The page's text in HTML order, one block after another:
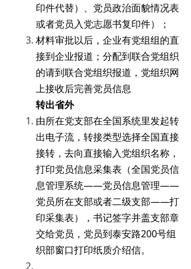
印件代替）、党员政治面貌情况表
或者党员入党志愿书复印件）；
材料审批以后，企业有党组组的直
接到企业报道；分配到联合党组织
的请到联合党组织报道，党组织网
上接收后完善党员信息
转出省外
由所在党支部在全国系统里发起转
出电子流，转接类型选择全国直接
接转，去向直接输入党组织名称，
打印党员信息采集表（全国党员信
息管理系统——党员信息管理——
党员所在支部或者二级支部——打
印采集表），书记签字并盖支部章
交给党员，党员到泰安路200号组
织部窗口打印纸质介绍信。